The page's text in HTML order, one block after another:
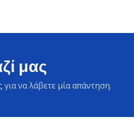
μας
να λάβετε μία απάντηση.